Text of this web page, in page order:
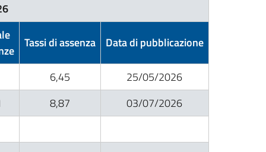
Tassi di assenza Data di pubblicazione
6,45
25/05/2026
8,87
03/07/2026